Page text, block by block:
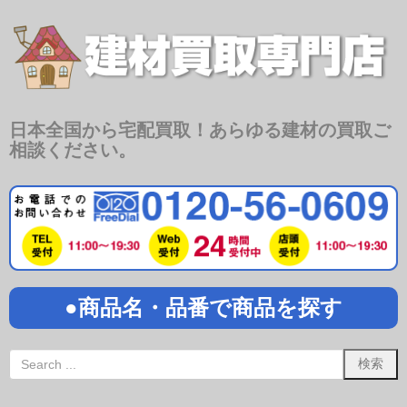
日本全国から宅配買取！あらゆる建材の買取ご
相談ください。
●商品名・品番で商品を探す